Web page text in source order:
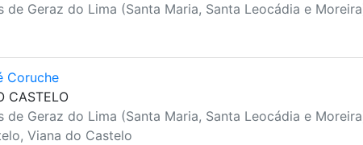
de Geraz do Lima (Santa Maria, Santa Leocádia e
Coruche
CASTELO
de Geraz do Lima (Santa Maria, Santa Leocádia e
Viana do Castelo